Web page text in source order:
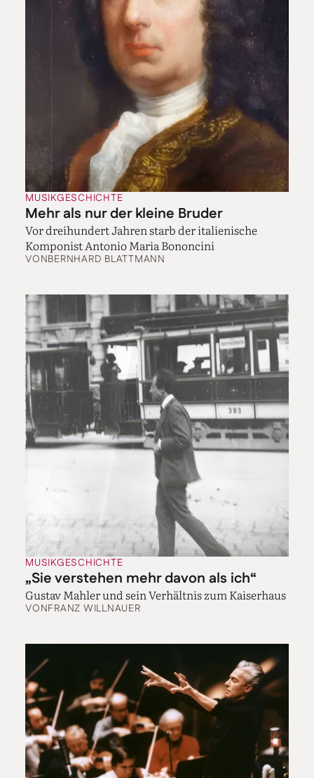
MUSIKGESCHICHTE
Mehr als nur der kleine Bruder
Vor dreihundert Jahren starb der italienische
Komponist Antonio Maria Bononcini
VONBERNHARD BLATTMANN
MUSIKGESCHICHTE
„Sie verstehen mehr davon als ich“
Gustav Mahler und sein Verhältnis zum Kaiserhaus
VONFRANZ WILLNAUER